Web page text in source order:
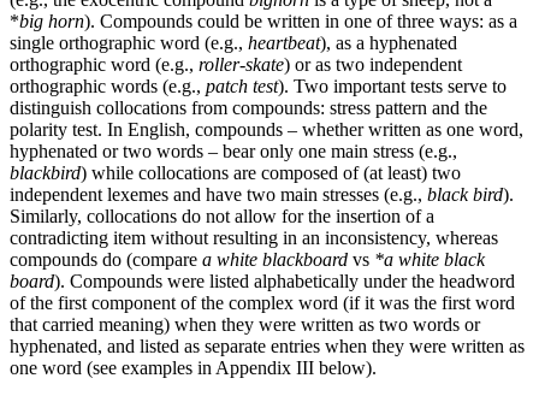
*big horn). Compounds could be written in one of three ways: as a
single orthographic word (e.g., heartbeat), as a hyphenated
orthographic word (e.g., roller-skate) or as two independent
orthographic words (e.g., patch test). Two important tests serve to
distinguish collocations from compounds: stress pattern and the
polarity test. In English, compounds – whether written as one word,
hyphenated or two words – bear only one main stress (e.g.,
blackbird) while collocations are composed of (at least) two
independent lexemes and have two main stresses (e.g., black bird).
Similarly, collocations do not allow for the insertion of a
contradicting item without resulting in an inconsistency, whereas
compounds do (compare a white blackboard vs *a white black
board). Compounds were listed alphabetically under the headword
of the first component of the complex word (if it was the first word
that carried meaning) when they were written as two words or
hyphenated, and listed as separate entries when they were written as
one word (see examples in Appendix III below).